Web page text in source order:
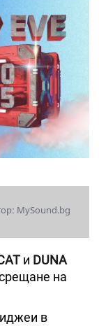
MySound.bg
и DUNA
на
в